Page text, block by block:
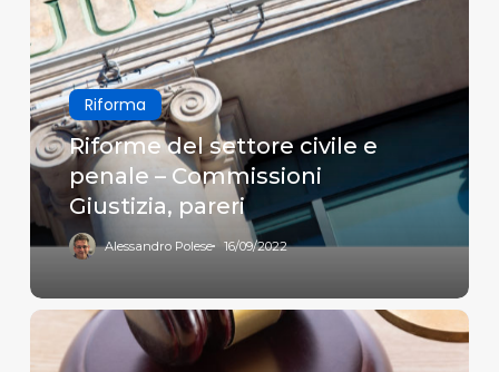
settore
civile
e
penale
–
Commissioni
Giustizia,
pareri
Riforma
Riforme del settore civile e
penale – Commissioni
Giustizia, pareri
Alessandro Polese 16/09/2022
Approvata